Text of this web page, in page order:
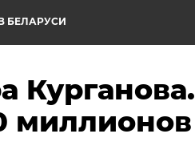
БЕЛАРУСИ
Курганова.
миллионов